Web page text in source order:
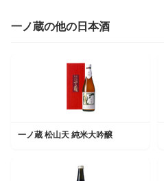
一ノ蔵の他の日本酒
一ノ蔵 松山天 純米大吟醸